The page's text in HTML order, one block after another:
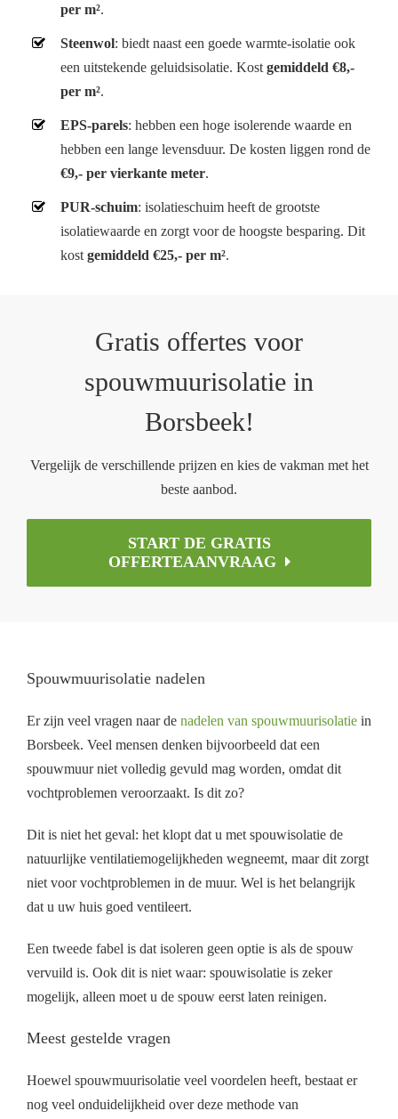
per m².
Steenwol: biedt naast een goede warmte-isolatie ook
een uitstekende geluidsisolatie. Kostgemiddeld €8,-
per m².
EPS-parels: hebben een hoge isolerende waarde en
hebben een lange levensduur. De kosten liggen rond de
€9,- per vierkante meter.
PUR-schuim: isolatieschuim heeft de grootste
isolatiewaarde en zorgt voor de hoogste besparing. Dit
kostgemiddeld €25,- per m².
Gratis offertes voor
spouwmuurisolatie in
Borsbeek!
Vergelijk de verschillende prijzen en kies de vakman met het
beste aanbod.
START DE GRATIS
OFFERTEAANVRAAG
Spouwmuurisolatie nadelen
Er zijn veel vragen naar de nadelen van spouwmuurisolatie in
Borsbeek. Veel mensen denken bijvoorbeeld dat een
spouwmuur niet volledig gevuld mag worden, omdat dit
vochtproblemen veroorzaakt. Is dit zo?
Dit is niet het geval: het klopt dat u met spouwisolatie de
natuurlijke ventilatiemogelijkheden wegneemt, maar dit zorgt
niet voor vochtproblemen in de muur. Wel is het belangrijk
dat u uw huis goed ventileert.
Een tweede fabel is dat isoleren geen optie is als de spouw
vervuild is. Ook dit is niet waar: spouwisolatie is zeker
mogelijk, alleen moet u de spouw eerst laten reinigen.
Meest gestelde vragen
Hoewel spouwmuurisolatie veel voordelen heeft, bestaat er
nog veel onduidelijkheid over deze methode van